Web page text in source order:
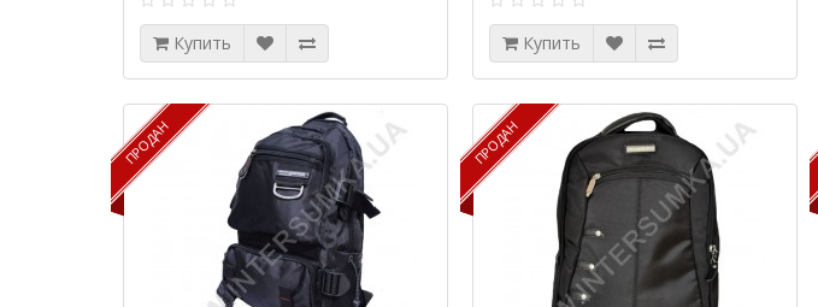
Купить Купить
ПРОДАН
ПРОДАН ПРОДАН
ПРОДАН